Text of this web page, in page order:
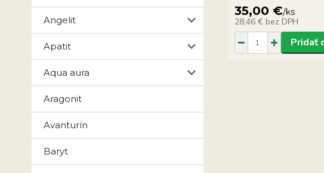
Angelit
Apatit
Aqua aura
Aragonit
Avanturín
Baryt
35,00 €/ks
28,46 € bez DPH
Pridať